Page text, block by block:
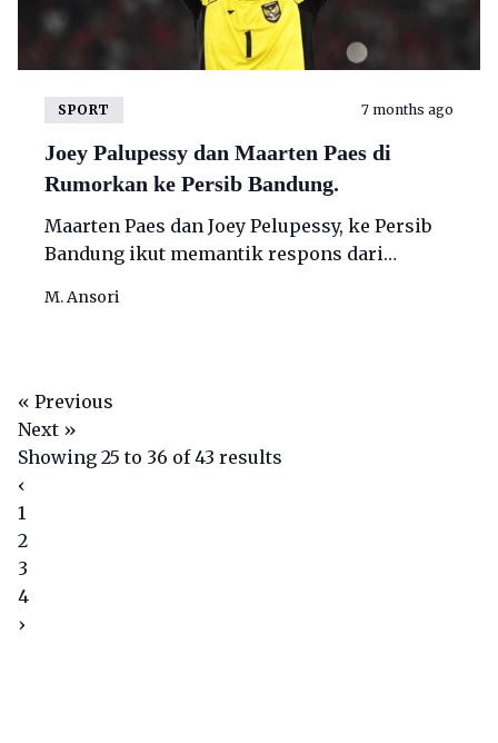
SPORT 7 months ago
Joey Palupessy dan Maarten Paes di
Rumorkan ke Persib Bandung.
Maarten Paes dan Joey Pelupessy, ke Persib
Bandung ikut memantik respons dari
M. Ansori
« Previous
Next »
Showing 25 to 36 of43 results
‹
1
2
3
4
›